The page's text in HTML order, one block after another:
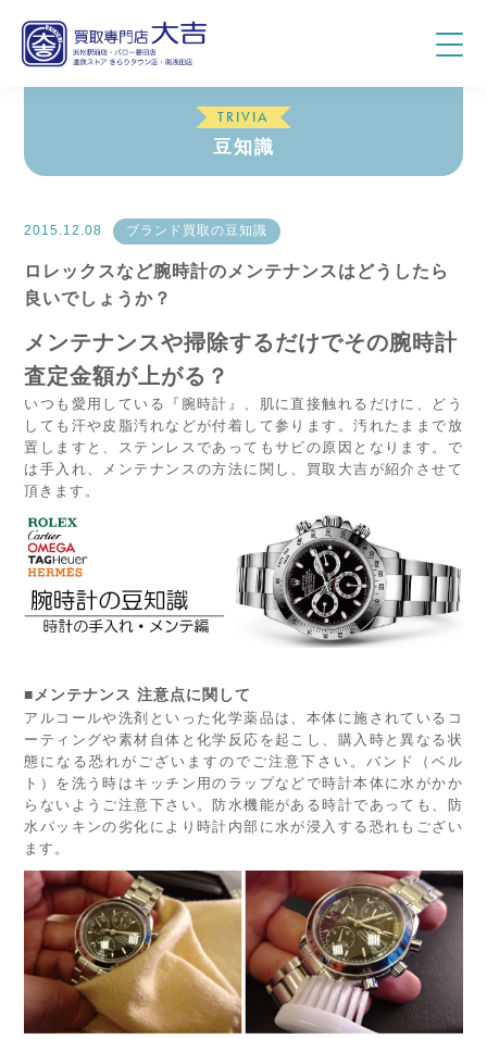
TRIVIA
豆知識
2015.12.08 ブランド買取の豆知識
ロレックスなど腕時計のメンテナンスはどうしたら
良いでしょうか？
メンテナンスや掃除するだけでその腕時計
査定金額が上がる？
いつも愛用している『腕時計』、肌に直接触れるだけに、どう
しても汗や皮脂汚れなどが付着して参ります。汚れたままで放
置しますと、ステンレスであってもサビの原因となります。で
は手入れ、メンテナンスの方法に関し、買取大吉が紹介させて
頂きます。
■メンテナンス 注意点に関して
アルコールや洗剤といった化学薬品は、本体に施されているコ
ーティングや素材自体と化学反応を起こし、購入時と異なる状
態になる恐れがございますのでご注意下さい。バンド（ベル
ト）を洗う時はキッチン用のラップなどで時計本体に水がかか
らないようご注意下さい。防水機能がある時計であっても、防
水パッキンの劣化により時計内部に水が浸入する恐れもござい
ます。